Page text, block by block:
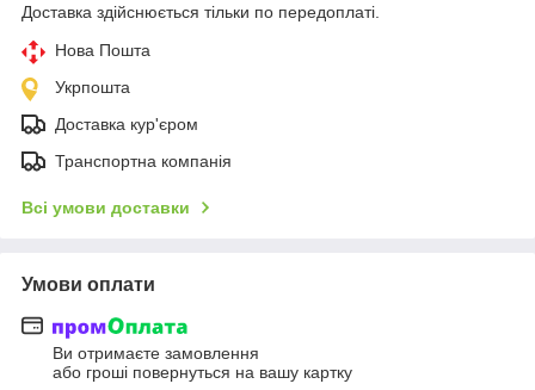
Доставка здійснюється тільки по передоплаті.
Нова Пошта
Укрпошта
Доставка кур'єром
Транспортна компанія
Всі умови доставки
Умови оплати
Ви отримаєте замовлення
або гроші повернуться на вашу картку